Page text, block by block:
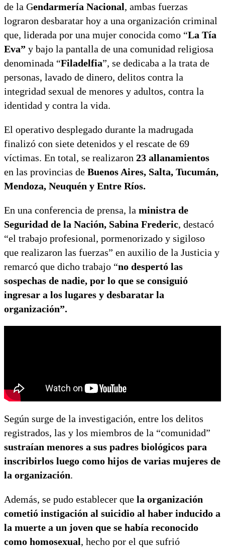
de la Gendarmería Nacional, ambas fuerzas
lograron desbaratar hoy a una organización criminal
que, liderada por una mujer conocida como “La Tía
Eva” y bajo la pantalla de una comunidad religiosa
denominada “Filadelfia”, se dedicaba a la trata de
personas, lavado de dinero, delitos contra la
integridad sexual de menores y adultos, contra la
identidad y contra la vida.
El operativo desplegado durante la madrugada
finalizó con siete detenidos y el rescate de 69
víctimas. En total, se realizaron 23 allanamientos
en las provincias de Buenos Aires, Salta, Tucumán,
Mendoza, Neuquén y Entre Ríos.
En una conferencia de prensa, la ministra de
Seguridad de la Nación, Sabina Frederic, destacó
“el trabajo profesional, pormenorizado y sigiloso
que realizaron las fuerzas” en auxilio de la Justicia y
remarcó que dicho trabajo “no despertó las
sospechas de nadie, por lo que se consiguió
ingresar a los lugares y desbaratar la
organización”.
Según surge de la investigación, entre los delitos
registrados, las y los miembros de la “comunidad”
sustraían menores a sus padres biológicos para
inscribirlos luego como hijos de varias mujeres de
la organización.
Además, se pudo establecer que la organización
cometió instigación al suicidio al haber inducido a
la muerte a un joven que se había reconocido
como homosexual, hecho por el que sufrió